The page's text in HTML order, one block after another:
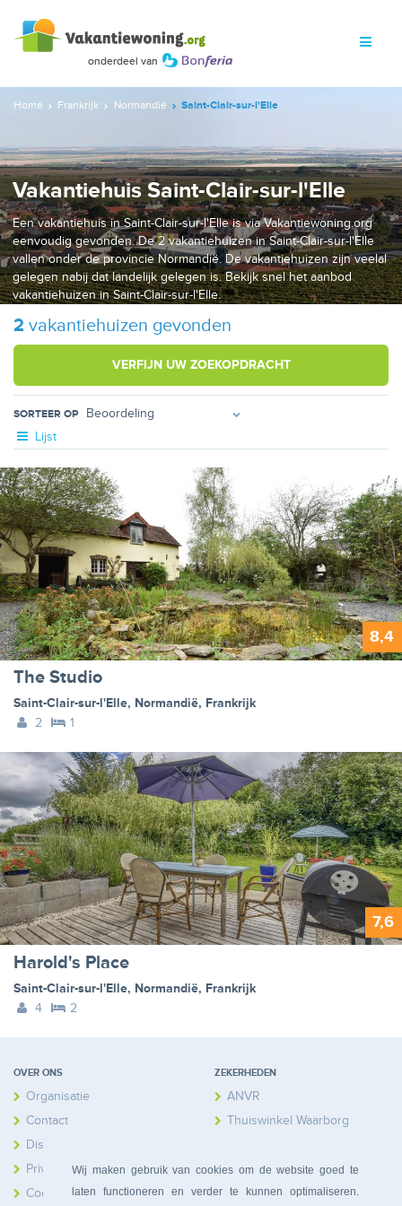
Wij maken gebruik van cookies om de website goed te
laten functioneren en verder te kunnen optimaliseren.
Home Frankrijk Normandië Saint-Clair-sur-l'Elle
Vakantiehuis Saint-Clair-sur-l'Elle
Een vakantiehuis in Saint-Clair-sur-l'Elle is via Vakantiewoning.org
eenvoudig gevonden. De 2 vakantiehuizen in Saint-Clair-sur-l'Elle
vallen onder de provincie Normandië. De vakantiehuizen zijn veelal
gelegen nabij dat landelijk gelegen is. Bekijk snel het aanbod
vakantiehuizen in Saint-Clair-sur-l'Elle.
2 vakantiehuizen gevonden
VERFIJN UW ZOEKOPDRACHT
SORTEER OP
Lijst
8,4
The Studio
Saint-Clair-sur-l'Elle, Normandië, Frankrijk
2
1
7,6
Harold's Place
Saint-Clair-sur-l'Elle, Normandië, Frankrijk
4
2
OVER ONS
Organisatie
Contact
Disclaimer
Privacy
Cookies
ZEKERHEDEN
ANVR
Thuiswinkel Waarborg